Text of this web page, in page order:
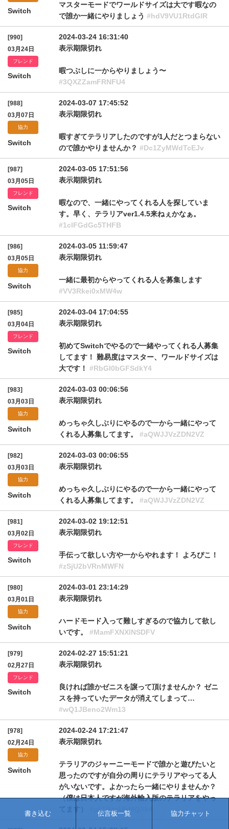
Switch
マスターモードでワールドサイズは大です暇なの
で誰か一緒にやりましょう #hdV9VU1RtdGlR
[990]
03月24日
フレンド
Switch
2024-03-24 16:31:40
表示期限切れ
暇つぶしに一からやりましょう〜
#3QXZZamFRNFU4
[988]
03月07日
協力
Switch
2024-03-07 17:45:52
表示期限切れ
暇すぎてテラリアしたのですが1人だとつまらない
ので誰かやりませんか？ #Dc1ZyMWdTcEJv
[987]
03月05日
フレンド
Switch
2024-03-05 17:51:56
表示期限切れ
暇なので、一緒にやってくれる人を探していま
す。早く、テラリアver1.4.5来ねぇかなぁ。
#1clFGdGc5THFB
[986]
03月05日
協力
Switch
2024-03-05 11:59:47
表示期限切れ
一緒に最初からやってくれる人を募集します
#VV3Rkei0xMW4w
[985]
03月04日
フレンド
Switch
2024-03-04 17:04:55
表示期限切れ
初めてSwitchでやるので一緒やってくれる人募集
してます！ 難易度はマスター、ワールドサイズは
大です！ #RbGI0bGFSdkY4
[983]
03月03日
協力
Switch
2024-03-03 00:06:56
表示期限切れ
めっちゃ久しぶりにやるので一から一緒にやって
くれる人募集してます。 #aQWJJVzZDN2VZ
[982]
03月03日
協力
Switch
2024-03-03 00:06:55
表示期限切れ
めっちゃ久しぶりにやるので一から一緒にやって
くれる人募集してます。 #aQWJJVzZDN2VZ
[981]
03月02日
フレンド
Switch
2024-03-02 19:12:51
表示期限切れ
手伝って欲しい方や一からやれます！ よろぴこ！
#zSjU2bVRnMWFN
[980]
03月01日
協力
Switch
2024-03-01 23:14:29
表示期限切れ
ハードモード入って難しすぎるので協力して欲し
いです。 #MamFXNXlNSDFV
[979]
02月27日
フレンド
Switch
2024-02-27 15:51:21
表示期限切れ
良ければ誰かゼニスを譲って頂けませんか？ ゼニ
スを持っていたデータが消えてしまって…
#wQ1JBeno2Wm13
[978]
02月24日
協力
Switch
2024-02-24 17:21:47
表示期限切れ
テラリアのジャーニーモードで誰かと遊びたいと
思ったのですが自分の周りにテラリアやってる人
がいないです。よかったら一緒にやりませんか？
（僕は日本人ですが海外輸入版のテラリアをやっ
#pLUktaUhMQXk4
書き込む 伝言板一覧 協力チャット